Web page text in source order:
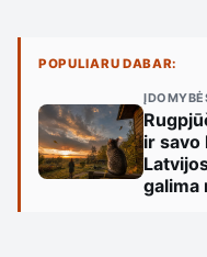
POPULIARU DABAR:
ir savo
galima